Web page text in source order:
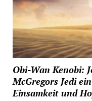
Obi-Wan Kenobi:
McGregors Jedi
Einsamkeit und